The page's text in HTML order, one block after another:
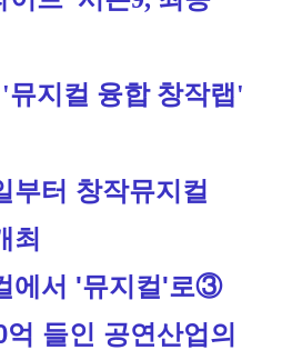
뮤지컬 융합 창작랩'
부터 창작뮤지컬
최
에서 '뮤지컬'로③
들인 공연산업의